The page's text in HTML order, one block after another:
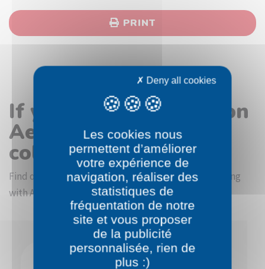
PRINT
If you like the Pokémon
Aegislash Blade Form
coloring page
Find other coloring pictures in the Pokémon beginning
with A category
Les cookies nous
permettent d’améliorer
votre expérience de
navigation, réaliser des
statistiques de
fréquentation de notre
site et vous proposer
de la publicité
personnalisée, rien de
plus :)
Deny all cookies